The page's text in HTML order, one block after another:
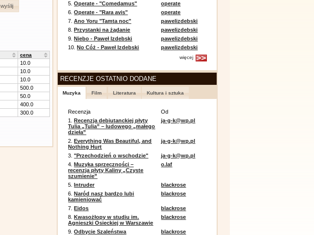
wyślij
cena
10.0
10.0
10.0
500.0
50.0
400.0
300.0
5.Operate - "Comedamus"
operate
6.Operate - "Rara avis"
operate
7.Ano Yoru "Tamta noc"
pawelizdebski
8.Przystanki na żądanie
pawelizdebski
9.Niebo - Paweł Izdebski
pawelizdebski
10.No Cóż - Paweł Izdebski pawelizdebski
więcej
RECENZJE OSTATNIO DODANE
Muzyka Film Literatura Kultura i sztuka
Recenzja
Od
1.Recenzja debiutanckiej płyty
Tulia „Tulia” – ludowego „małego
dzieła”
ja-g-k@wp.pl
2.Everything Was Beautiful, and
Nothing Hurt
ja-g-k@wp.pl
3."Przechodzień o wschodzie"
ja-g-k@wp.pl
4.Muzyka sprzeczności –
recenzja płyty Kaliny „Czyste
szumienie”
o.laf
5.Intruder
blackrose
6.Naród nasz bardzo lubi
kamieniować
blackrose
7.Eidos
blackrose
8.Kwasożłopy w studiu im.
Agnieszki Osieckiej w Warszawie
blackrose
9.Odbycie Szaleństwa
blackrose